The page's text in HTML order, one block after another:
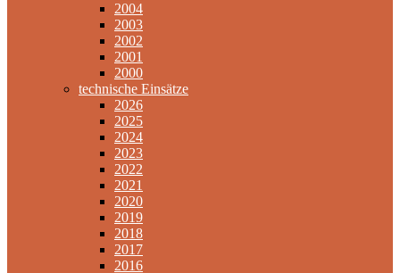
2004
2003
2002
2001
2000
technische Einsätze
2026
2025
2024
2023
2022
2021
2020
2019
2018
2017
2016